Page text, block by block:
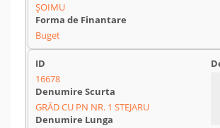
ȘOIMU
Buget
16678
GRĂD CU PN NR. 1 STEJARU